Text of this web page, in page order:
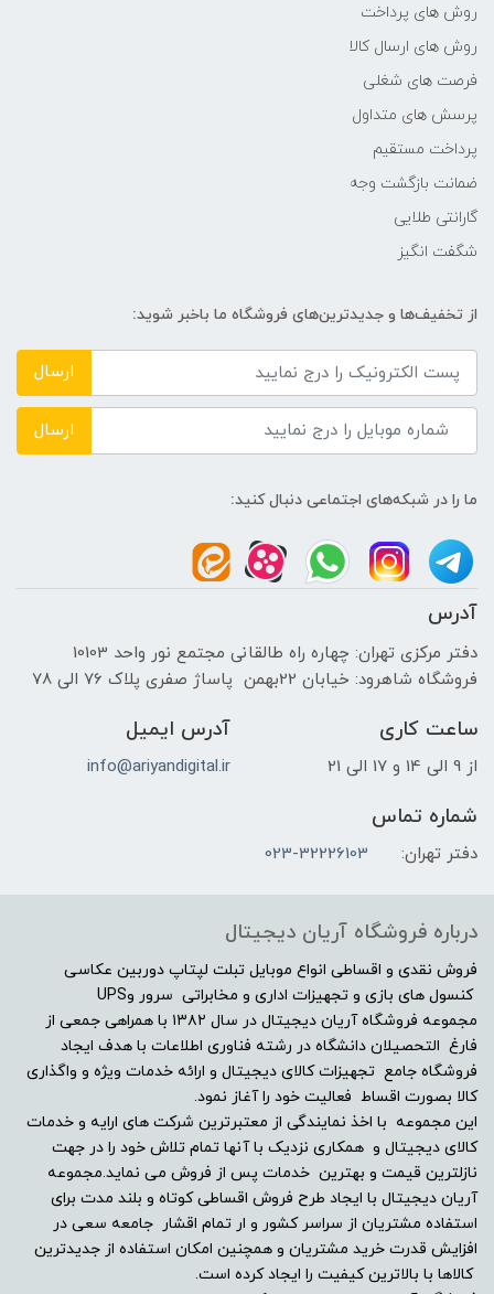
حافظه دستگاه
---
نوع حافظه داخلی
HDD
سازنده پردازنده گرافیکی
INTEL
بدون حافظه‌ی گرافیکی مجزا
اندازه صفحه نمایش
21.5"
نوع صفحه نمایش
FHD (1920×1080) IPS
نرخ تصویر
-
روش های پرداخت
روش های ارسال کالا
فرصت های شغلی
پرسش های متداول
پرداخت مستقیم
ضمانت بازگشت وجه
گارانتی طلایی
شگفت انگیز
از تخفیف‌ها و جدیدترین‌های فروشگاه ما باخبر شوید:
ارسال
ارسال
ما را در شبکه‌های اجتماعی دنبال کنید:
آدرس
دفتر مرکزی تهران: چهاره راه طالقانی مجتمع نور واحد 10103
فروشگاه شاهرود: خیابان 22بهمن پاساژ صفری پلاک 76 الی 78
ساعت کاری
از 9 الی 14 و 17 الی 21
آدرس ایمیل
info@ariyandigital.ir
شماره تماس
دفتر تهران: 023-32226103
درباره فروشگاه آریان دیجیتال
فروش نقدی و اقساطی انواع موبایل تبلت لپتاپ دوربین عکاسی
کنسول های بازی و تجهیزات اداری و مخابراتی سرور وUPS
مجموعه فروشگاه آریان دیجیتال در سال ۱۳۸۲ با همراهی جمعی از
فارغ التحصیلان دانشگاه در رشته فناوری اطلاعات با هدف ایجاد
فروشگاه جامع تجهیزات کالای دیجیتال و ارائه خدمات ویژه و واگذاری
کالا بصورت اقساط فعالیت خود را آغاز نمود.
این مجموعه با اخذ نمایندگی از معتبرترین شرکت های ارایه و خدمات
کالای دیجیتال و همکاری نزدیک با آنها تمام تلاش خود را در جهت
نازلترین قیمت و بهترین خدمات پس از فروش می نماید.مجموعه
آریان دیجیتال با ایجاد طرح فروش اقساطی کوتاه و بلند مدت برای
استفاده مشتریان از سراسر کشور و ار تمام اقشار جامعه سعی در
افزایش قدرت خرید مشتریان و همچنین امکان استفاده از جدیدترین
کالاها با بالاترین کیفیت را ایجاد کرده است.